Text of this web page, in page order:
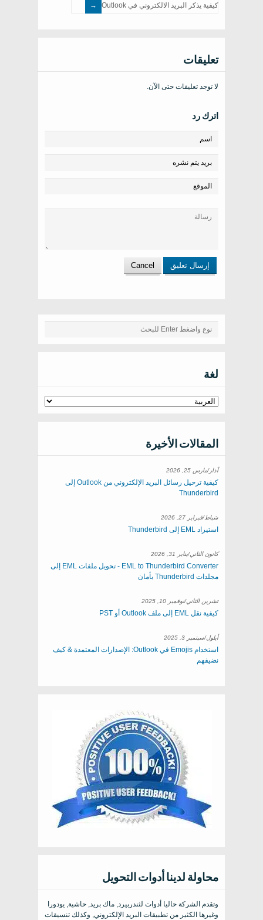
كيفية يذكر البريد الالكتروني في Outlook
تعليقات
لا توجد تعليقات حتى الآن.
اترك رد
لغة
المقالات الأخيرة
آذار/مارس 25, 2026
كيفية ترحيل رسائل البريد الإلكتروني من Outlook إلى
Thunderbird
شباط/فبراير 27, 2026
استيراد EML إلى Thunderbird
كانون الثاني/يناير 31, 2026
EML to Thunderbird Converter - تحويل ملفات EML إلى
مجلدات Thunderbird بأمان
تشرين الثاني/نوفمبر 10, 2025
كيفية نقل EML إلى ملف Outlook أو PST
أيلول/سبتمبر 3, 2025
استخدام Emojis في Outlook: الإصدارات المعتمدة & كيف
نضيفهم
محاولة لدينا أدوات التحويل
وتقدم الشركة حاليا أدوات لثندربيرد, ماك بريد, حاشية, يودورا
وغيرها الكثير من تطبيقات البريد الإلكتروني, وكذلك تنسيقات